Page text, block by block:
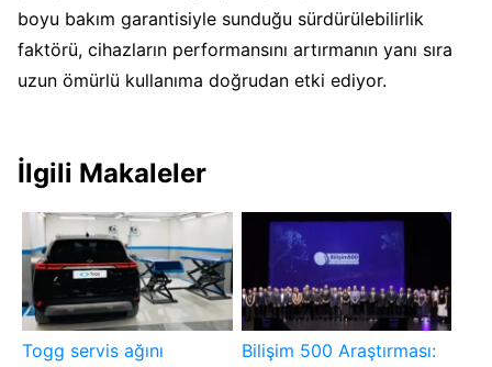
boyu bakım garantisiyle sunduğu sürdürülebilirlik
faktörü, cihazların performansını artırmanın yanı sıra
uzun ömürlü kullanıma doğrudan etki ediyor.
İlgili Makaleler
Togg servis ağını
Bilişim 500 Araştırması: